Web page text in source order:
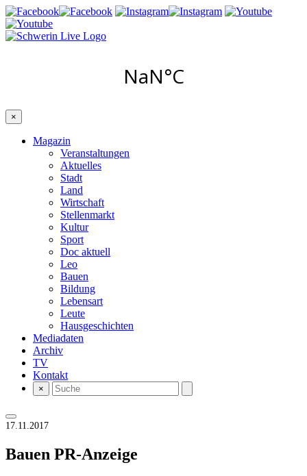
×
Magazin
Veranstaltungen
Aktuelles
Stadt
Land
Wirtschaft
Stellenmarkt
Kultur
Sport
Doc aktuell
Leo
Bauen
Bildung
Lebensart
Leute
Hausgeschichten
Mediadaten
Archiv
TV
Kontakt
×
17.11.2017
Bauen PR-Anzeige